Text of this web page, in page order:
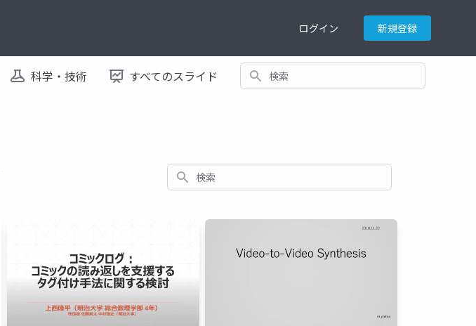
ログイン 新規登録
科学・技術 すべてのスライド 検索
検索